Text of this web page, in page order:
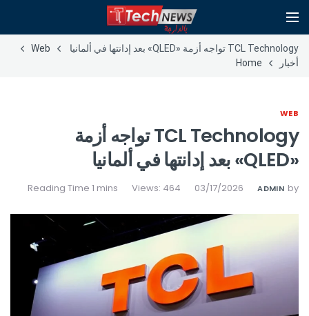
TCL Technology تواجه أزمة «QLED» بعد إدانتها في ألمانيا
Web
أخبار
Home
WEB
TCL Technology تواجه أزمة
«QLED» بعد إدانتها في ألمانيا
by
ADMIN
03/17/2026
Views: 464